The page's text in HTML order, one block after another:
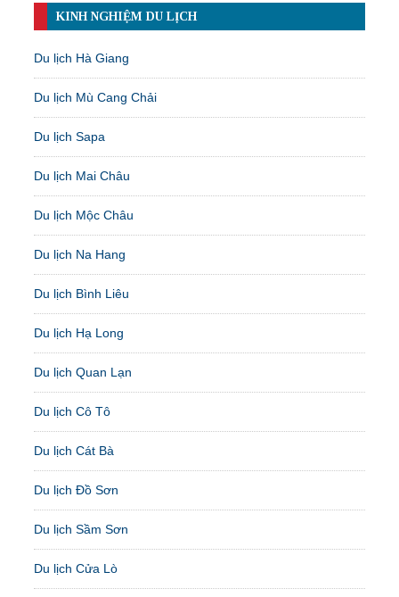
KINH NGHIỆM DU LỊCH
Du lịch Hà Giang
Du lịch Mù Cang Chải
Du lịch Sapa
Du lịch Mai Châu
Du lịch Mộc Châu
Du lịch Na Hang
Du lịch Bình Liêu
Du lịch Hạ Long
Du lịch Quan Lạn
Du lịch Cô Tô
Du lịch Cát Bà
Du lịch Đồ Sơn
Du lịch Sầm Sơn
Du lịch Cửa Lò